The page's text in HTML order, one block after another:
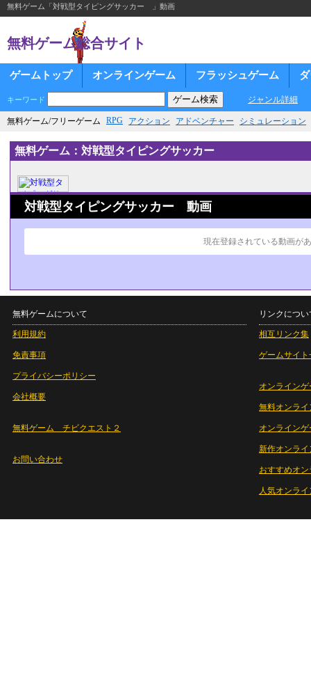
無料ゲーム「対戦型タイピングサッカー 」動画
無料ゲーム総合サイト
ゲームトップ オンラインゲーム フラッシュゲーム
キーワード ジャンル詳細
無料ゲーム/フリーゲーム RPG アクション アドベンチャー シミュレーション
無料ゲーム：対戦型タイピングサッカー
対戦型タイピングサッカー 動画
現在登録されている動画が
無料ゲームについて
利用規約
免責事項
プライバシーポリシー
会社概要
無料ゲーム チビクエスト２
お問い合わせ
リンクについ
相互リンク集
ゲームサイト
オンラインゲ
無料オンライ
オンライン
新作オンライ
おすすめオ
人気オンラ